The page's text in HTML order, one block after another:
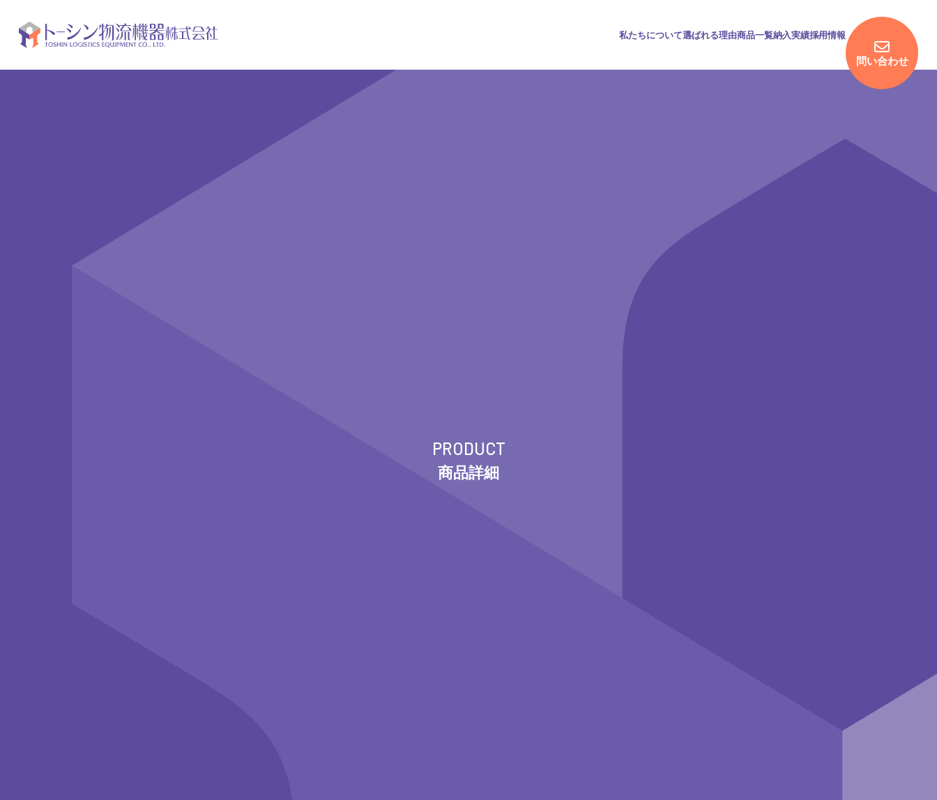
私たちについて選ばれる理由商品一覧納入実績採用情報
問い合わせ
PRODUCT
商品詳細